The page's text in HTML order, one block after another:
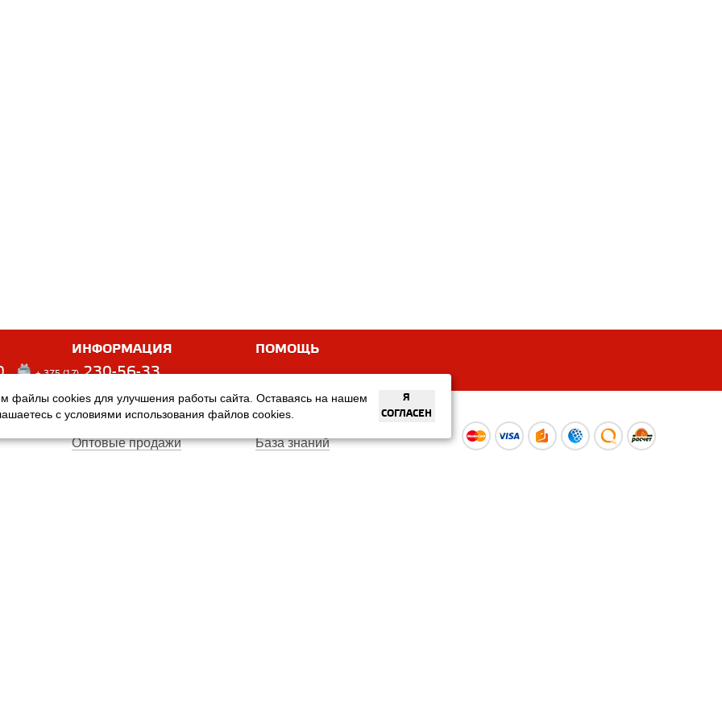
ИНФОРМАЦИЯ ПОМОЩЬ
+ 375 (17) 230-56-33
Оплата
Оптовые продажи
Услуги
База знаний
файлы cookies для улучшения работы сайта. Оставаясь на нашем
с условиями использования файлов cookies.
Я
СОГЛАСЕН